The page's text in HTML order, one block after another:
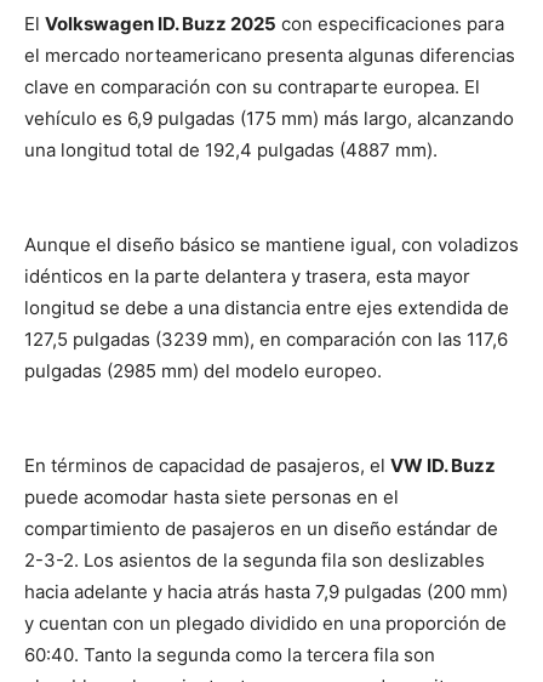
El Volkswagen ID. Buzz 2025 con especificaciones para
el mercado norteamericano presenta algunas diferencias
clave en comparación con su contraparte europea. El
vehículo es 6,9 pulgadas (175 mm) más largo, alcanzando
una longitud total de 192,4 pulgadas (4887 mm).
Aunque el diseño básico se mantiene igual, con voladizos
idénticos en la parte delantera y trasera, esta mayor
longitud se debe a una distancia entre ejes extendida de
127,5 pulgadas (3239 mm), en comparación con las 117,6
pulgadas (2985 mm) del modelo europeo.
En términos de capacidad de pasajeros, el VW ID. Buzz
puede acomodar hasta siete personas en el
compartimiento de pasajeros en un diseño estándar de
2-3-2. Los asientos de la segunda fila son deslizables
hacia adelante y hacia atrás hasta 7,9 pulgadas (200 mm)
y cuentan con un plegado dividido en una proporción de
60:40. Tanto la segunda como la tercera fila son